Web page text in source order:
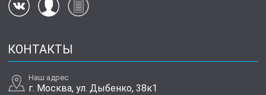
КОНТАКТЫ
Наш адрес
г. Москва, ул. Дыбенко, 38к1